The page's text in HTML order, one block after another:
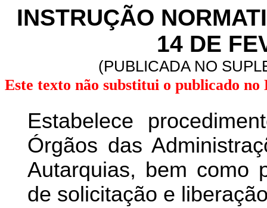
INSTRUÇÃO
14 DE
(PUBLICADA NO
Este texto não substitui o publicado no
Estabelece
Órgãos das
Autarquias, bem como
de solicitação e